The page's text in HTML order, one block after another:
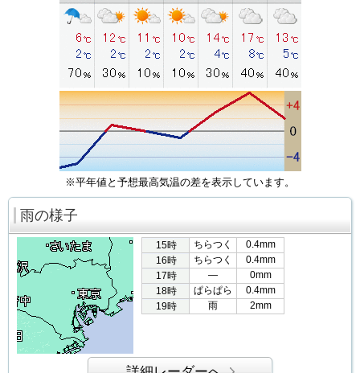
※平年値と予想最高気温の差を表示しています。
雨の様子
15時 ちらつく
0.4mm
16時
ちらつく
0.4mm
17時
―
0mm
18時
ぱらぱら
0.4mm
19時
雨 2mm